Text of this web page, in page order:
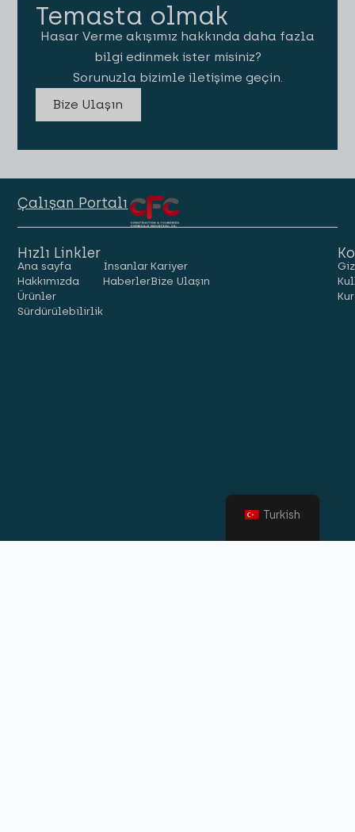
Temasta olmak
Hasar Verme akışımız hakkında daha fazla
bilgi edinmek ister misiniz?
Sorunuzla bizimle iletişime geçin.
Bize Ulaşın
Çalışan Portalı
Hızlı Linkler
Ana sayfa
Hakkımızda
Ürünler
Sürdürülebilirlik
İnsanlar
Haberler
Kariyer
Bize Ulaşın
Turkish